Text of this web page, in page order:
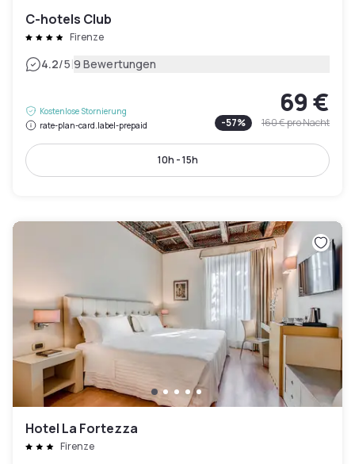
C-hotels Club
Firenze
4.2/5|9 Bewertungen
Kostenlose Stornierung
rate-plan-card.label-prepaid
69 €
-57% 160 €pro Nacht
10h - 15h
Hotel La Fortezza
Firenze